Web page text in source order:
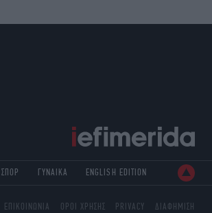
ΣΠΟΡ ΓΥΝΑΙΚΑ ENGLISH EDITION
ΕΠΙΚΟΙΝΩΝΙΑ ΟΡΟΙ ΧΡΗΣΗΣ PRIVACY ΔΙΑΦΗΜΙΣΗ